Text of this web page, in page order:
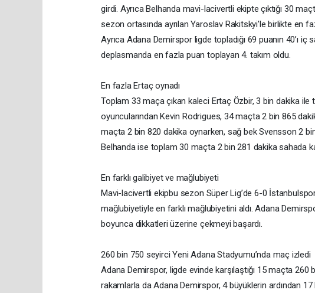
girdi. Ayrıca Belhanda mavi-lacivertli ekipte çıktığı 30
sezon ortasında ayrılan Yaroslav Rakitskyi’le birlikte en
Ayrıca Adana Demirspor ligde topladığı 69 puanın 40’ı
deplasmanda en fazla puan toplayan 4. takım oldu.
En fazla Ertaç oynadı
Toplam 33 maça çıkan kaleci Ertaç Özbir, 3 bin dakika
oyuncularından Kevin Rodrigues, 34 maçta 2 bin 865
maçta 2 bin 820 dakika oynarken, sağ bek Svensson 2
Belhanda ise toplam 30 maçta 2 bin 281 dakika sahada
En farklı galibiyet ve mağlubiyeti
Mavi-lacivertli ekipbu sezon Süper Lig’de 6-0
mağlubiyetiyle en farklı mağlubiyetini aldı. Adana
boyunca dikkatleri üzerine çekmeyi başardı.
260 bin 750 seyirci Yeni Adana Stadyumu’nda maç izledi
Adana Demirspor, ligde evinde karşılaştığı 15 maçta 260
rakamlarla da Adana Demirspor, 4 büyüklerin ardından